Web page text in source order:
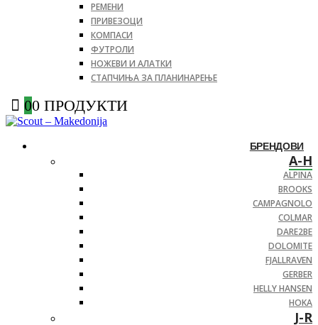
РЕМЕНИ
ПРИВЕЗОЦИ
КОМПАСИ
ФУТРОЛИ
НОЖЕВИ И АЛАТКИ
СТАПЧИЊА ЗА ПЛАНИНАРЕЊЕ
00 ПРОДУКТИ
БРЕНДОВИ
A-H
ALPINA
BROOKS
CAMPAGNOLO
COLMAR
DARE2BE
DOLOMITE
FJALLRAVEN
GERBER
HELLY HANSEN
HOKA
J-R